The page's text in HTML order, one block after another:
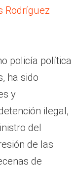
Rodríguez
policía política
ha sido
y
ilegal,
del
de las
de